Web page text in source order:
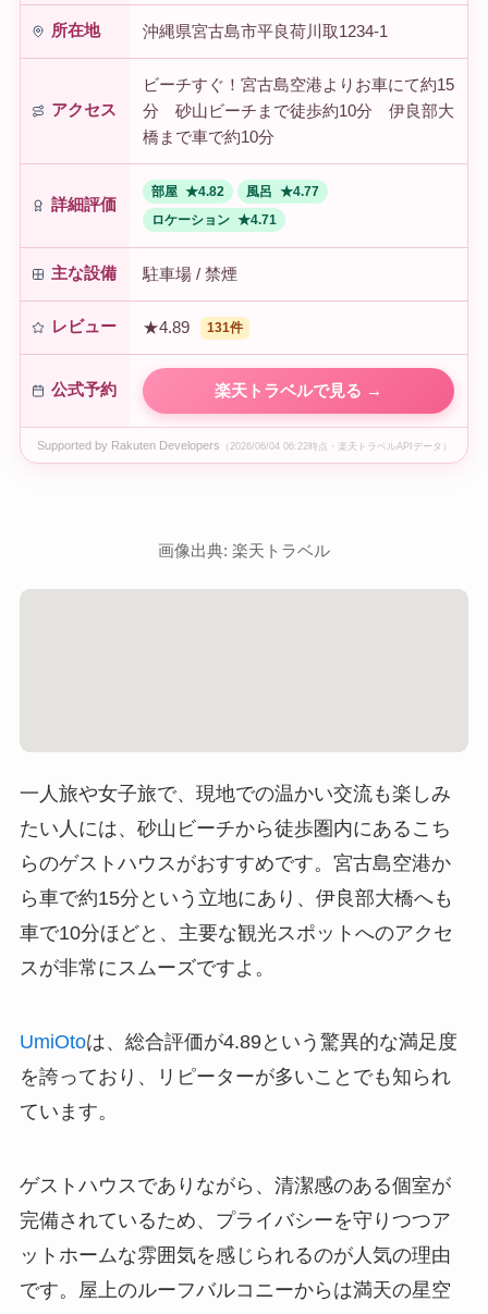
所在地 沖縄県宮古島市平良荷川取1234-1
アクセス
ビーチすぐ！宮古島空港よりお車にて約15
分 砂山ビーチまで徒歩約10分 伊良部大
橋まで車で約10分
詳細評価
部屋 ★4.82 風呂 ★4.77
ロケーション ★4.71
主な設備 駐車場 / 禁煙
レビュー ★4.89 131件
公式予約 楽天トラベルで見る →
Supported by Rakuten Developers （2026/06/04 06:22時点・楽天トラベルAPIデータ）
画像出典: 楽天トラベル
一人旅や女子旅で、現地での温かい交流も楽しみ
たい人には、砂山ビーチから徒歩圏内にあるこち
らのゲストハウスがおすすめです。宮古島空港か
ら車で約15分という立地にあり、伊良部大橋へも
車で10分ほどと、主要な観光スポットへのアクセ
スが非常にスムーズですよ。
UmiOtoは、総合評価が4.89という驚異的な満足度
を誇っており、リピーターが多いことでも知られ
ています。
ゲストハウスでありながら、清潔感のある個室が
完備されているため、プライバシーを守りつつア
ットホームな雰囲気を感じられるのが人気の理由
です。屋上のルーフバルコニーからは満天の星空